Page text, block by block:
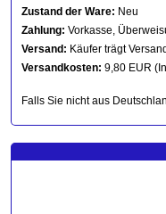
Zustand der Ware: Neu
Zahlung: Vorkasse,
Versand: Käufer trägt
Versandkosten: 9,80 EUR
Falls Sie nicht aus